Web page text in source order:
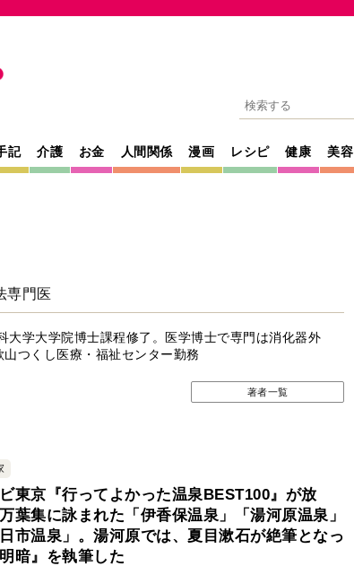
記 介護 お金 人間関係 漫画 レシピ 健康 美容
専門医
大学大学院博士課程修了。医学博士で専門は消化器外
つくし医療・福祉センター勤務
著者一覧
東京『行ってよかった温泉BEST100』が放
葉集に詠まれた「伊香保温泉」「湯河原温泉」
日市温泉」。湯河原では、夏目漱石が絶筆となっ
暗』を執筆した